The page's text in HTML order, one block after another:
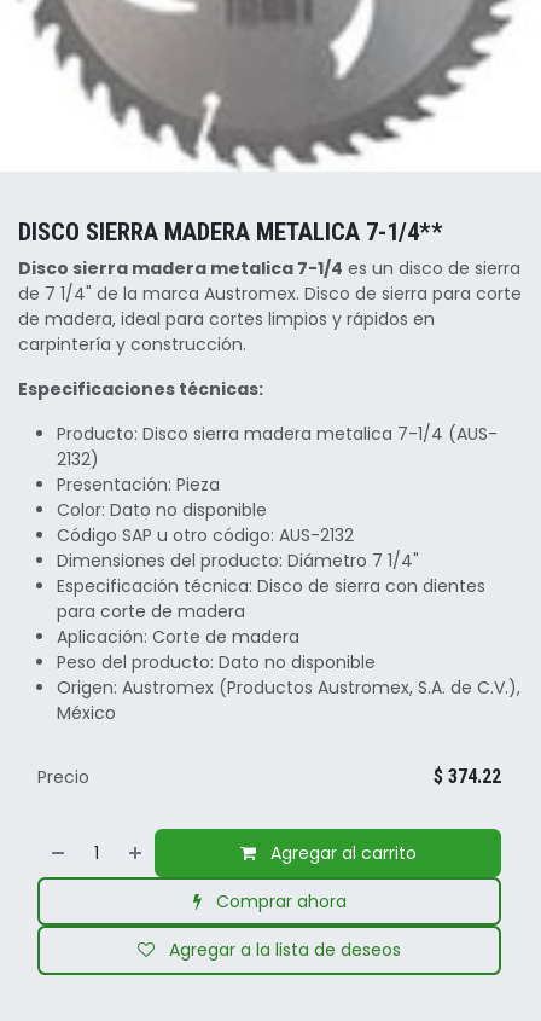
DISCO SIERRA MADERA METALICA 7-1/4**
Disco sierra madera metalica 7-1/4 es un disco de sierra
de 7 1/4" de la marca Austromex. Disco de sierra para corte
de madera, ideal para cortes limpios y rápidos en
carpintería y construcción.
Especificaciones técnicas:
Producto: Disco sierra madera metalica 7-1/4 (AUS-
2132)
Presentación: Pieza
Color: Dato no disponible
Código SAP u otro código: AUS-2132
Dimensiones del producto: Diámetro 7 1/4"
Especificación técnica: Disco de sierra con dientes
para corte de madera
Aplicación: Corte de madera
Peso del producto: Dato no disponible
Origen: Austromex (Productos Austromex, S.A. de C.V.),
México
Agregar al carrito
Comprar ahora
Agregar a la lista de deseos
Precio $ 374.22